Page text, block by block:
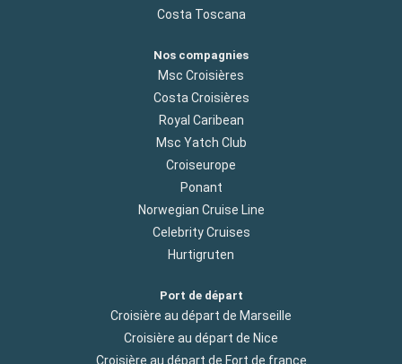
Costa Toscana
Nos compagnies
Msc Croisières
Costa Croisières
Royal Caribean
Msc Yatch Club
Croiseurope
Ponant
Norwegian Cruise Line
Celebrity Cruises
Hurtigruten
Port de départ
Croisière au départ de Marseille
Croisière au départ de Nice
Croisière au départ de Fort de france